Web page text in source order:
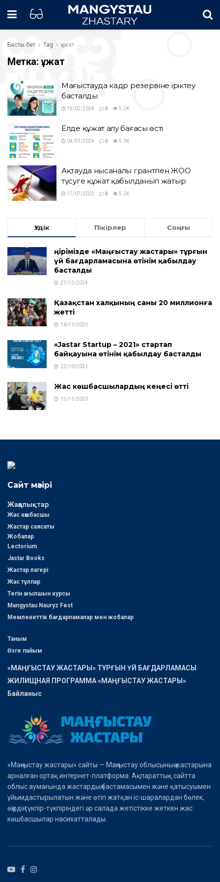
Басты бет Tag құжат
Метка:құжат
Маңғыстауда кадр резервіне іріктеу
басталды
15/02/2024 0 5.2K
Елде құжат алу бағасы өсті
04/01/2024 0 5.3K
Ақтауда нысаналы грантпен ЖОО
түсуге құжат қабылданып жатыр
17/07/2023 0 5.2K
Үздік Пікірлер Соңғы
Өңірімізде «Маңғыстау жастары» тұрғын
үй бағдарламасына өтінім қабылдау
басталды
27/12/2024
Қазақстан халқының саны 20 миллионға
жетті
16/11/2023
«Jastar Startup – 2021» стартап
байқауына өтінім қабылдау басталды
22/10/2021
Жас көшбасшылардың кеңесі өтті
15/11/2023
Сайт мәзірі
Жаңалықтар
Жас көшбасшы
Жастар саясаты
Жобалар
Lectorium
Jastar Books
Жастар лагері
Жас тұлпар
Тегін ағылшын курсы
Mangystau Nauryz Fest
Мемлекеттік бағдарламалар мен жобалар
Таным
Өзге пайым
«МАҢҒЫСТАУ ЖАСТАРЫ» ТҰРҒЫН ҮЙ БАҒДАРЛАМАСЫ
ЖИЛИЩНАЯ ПРОГРАММА «МАҢҒЫСТАУ ЖАСТАРЫ»
Байланыс
«Маңғыстау жастары» сайты — Маңғыстау облысының жастарына
арналған ортақ интернет-платформа. Ақпараттық сайтта
облыс аумағында жастардың бастамасымен және қатысуымен
ұйымдастырылатын және өтіп жатқан іс-шаралардан бөлек,
өңірдің түкпір-түкпіріндегі әр салада жетістікке жеткен жас
көшбасшылар насихатталады.